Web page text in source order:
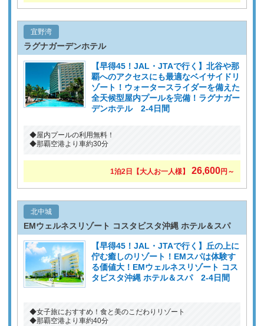
宜野湾
ラグナガーデンホテル
【早得45！JAL・JTAで行く】北谷や那
覇へのアクセスにも最適なベイサイドリ
ゾート！ウォータースライダーを備えた
全天候型屋内プールを完備！ラグナガー
デンホテル 2-4日間
◆屋内プールの利用無料！
◆那覇空港より車約30分
1泊2日 【大人お一人様】 26,600円～
北中城
EMウェルネスリゾート コスタビスタ沖縄 ホテル＆スパ
【早得45！JAL・JTAで行く】丘の上に
佇む癒しのリゾート！EMスパは体験す
る価値大！EMウェルネスリゾート コス
タビスタ沖縄 ホテル＆スパ 2-4日間
◆女子旅におすすめ！食と美のこだわりリゾート
◆那覇空港より車約40分